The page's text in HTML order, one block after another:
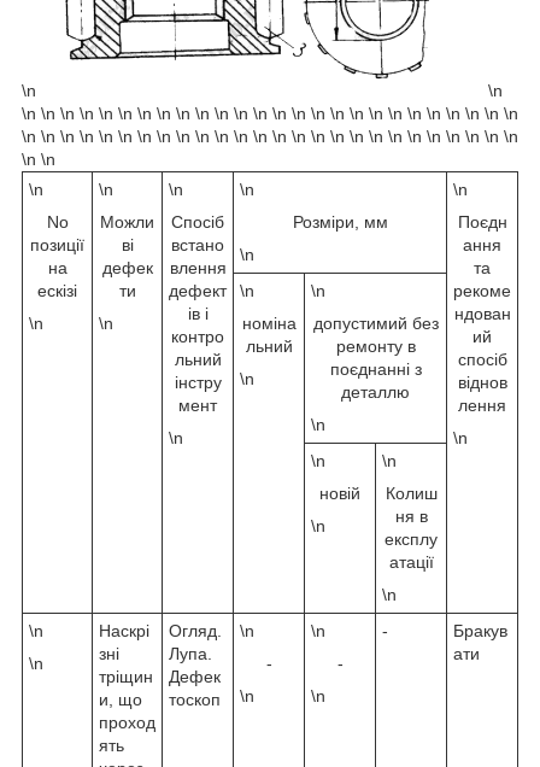
\n
\n
\n \n \n \n \n \n \n \n \n \n \n \n \n \n \n \n \n \n \n \n \n \n \n \n \n \n
\n \n \n \n \n \n \n \n \n \n \n \n \n \n \n \n \n \n \n \n \n \n \n \n \n \n
\n \n
\n
No
позиції
на
ескізі
\n
\n
Можли
ві
дефек
ти
\n
\n
Спосіб
встано
влення
дефект
ів і
контро
льний
інстру
мент
\n
\n
Розміри, мм
\n
\n
Поєдн
ання
та
рекоме
ндован
ий
спосіб
віднов
лення
\n
\n
номіна
льний
\n
\n
допустимий без
ремонту в
поєднанні з
деталлю
\n
\n
новій
\n
\n
Колиш
ня в
експлу
атації
\n
\n
\n
Наскрі
зні
тріщин
и, що
проход
ять
Огляд.
Лупа.
Дефек
тоскоп
\n
-
\n
\n
-
\n
-
Бракув
ати